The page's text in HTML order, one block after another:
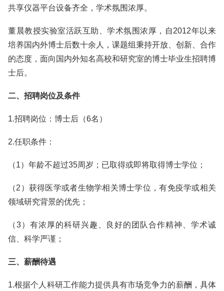
共享仪器平台设备齐全，学术氛围浓厚。
董晨教授实验室活跃互助、学术氛围浓厚，自2012年以来
培养国内外博士后数十余人，课题组秉持开放、创新、合作
的态度，面向国内外知名高校和研究室的博士毕业生招聘博
士后。
二、招聘岗位及条件
1.招聘岗位：博士后（6名）
2.任职条件：
（1）年龄不超过35周岁；已取得或即将取得博士学位；
（2）获得医学或者生物学相关博士学位，有免疫学或相关
领域研究背景的优先；
（3）有浓厚的科研兴趣、良好的团队合作精神、学术诚
信、科学严谨；
三、薪酬待遇
1.根据个人科研工作能力提供具有市场竞争力的薪酬，具体